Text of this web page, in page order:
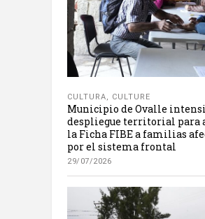
CULTURA, CULTURE
Municipio de Ovalle
despliegue territorial para
la Ficha FIBE a familias
por el sistema frontal
29/07/2026